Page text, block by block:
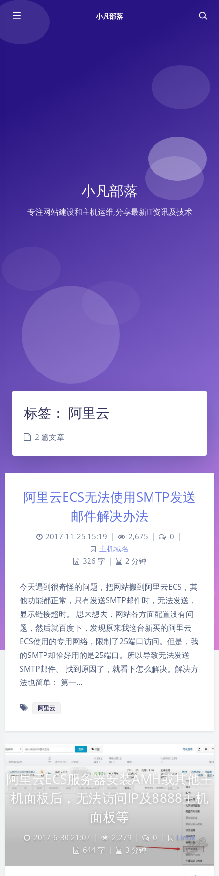
小凡部落
小凡部落
专注网站建设和主机运维,分享最新IT资讯及技术
夜间模式
Sans Serif Serif
深阴影
关闭 日落 暗化 灰度
标签： 阿里云
2 篇文章
阿里云ECS无法使用SMTP发送
邮件解决办法
2017-11-25 15:19 | 2,675 | 0 |
主机域名
326 字 | 2 分钟
今天遇到很奇怪的问题，把网站搬到阿里云ECS，其
他功能都正常，只有发送SMTP邮件时，无法发送，
显示链接超时。 思来想去，网站各方面配置没有问
题，然后就百度下，发现原来我这台新买的阿里云
ECS使用的专用网络，限制了25端口访问。但是，我
的SMTP却恰好用的是25端口。所以导致无法发送
SMTP邮件。 找到原因了，就看下怎么解决。解决方
法也简单： 第一…
阿里云
阿里云ECS服务器安装AMH或其他主
机面板后，无法访问IP及8888主机
面板等
2017-6-30 21:07 2,279 0
Linux
644 字
3 分钟